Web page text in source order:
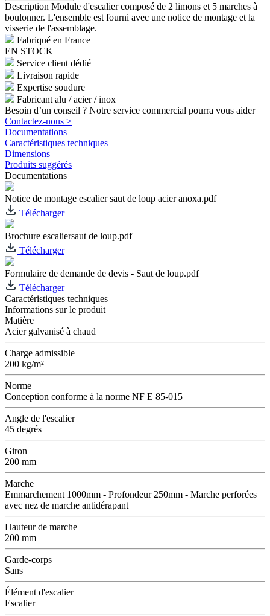
Description Module d'escalier composé de 2 limons et 5 marches à
boulonner. L'ensemble est fourni avec une notice de montage et la
visserie de l'assemblage.
Fabriqué en France
EN STOCK
Service client dédié
Livraison rapide
Expertise soudure
Fabricant alu / acier / inox
Besoin d’un conseil ? Notre service commercial pourra vous aider
Contactez-nous >
Documentations
Caractéristiques techniques
Dimensions
Produits suggérés
Documentations
Notice de montage escalier saut de loup acier anoxa.pdf
Télécharger
Brochure escaliersaut de loup.pdf
Télécharger
Formulaire de demande de devis - Saut de loup.pdf
Télécharger
Caractéristiques techniques
Informations sur le produit
Matière
Acier galvanisé à chaud
Charge admissible
200 kg/m²
Norme
Conception conforme à la norme NF E 85-015
Angle de l'escalier
45 degrés
Giron
200 mm
Marche
Emmarchement 1000mm - Profondeur 250mm - Marche perforées
avec nez de marche antidérapant
Hauteur de marche
200 mm
Garde-corps
Sans
Élément d'escalier
Escalier